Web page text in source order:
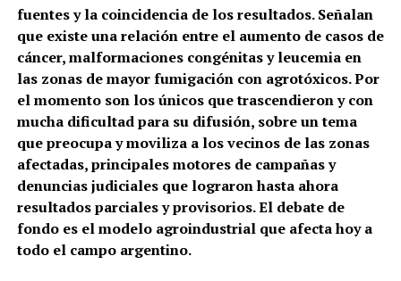
fuentes y la coincidencia de los resultados. Señalan
que existe una relación entre el aumento de casos de
cáncer, malformaciones congénitas y leucemia en
las zonas de mayor fumigación con agrotóxicos. Por
el momento son los únicos que trascendieron y con
mucha dificultad para su difusión, sobre un tema
que preocupa y moviliza a los vecinos de las zonas
afectadas, principales motores de campañas y
denuncias judiciales que lograron hasta ahora
resultados parciales y provisorios. El debate de
fondo es el modelo agroindustrial que afecta hoy a
todo el campo argentino.